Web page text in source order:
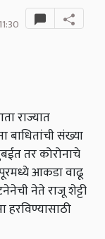
राज्यात
बाधितांची संख्या
तर कोरोनाचे
आकडा वाढू
नेते राजू शेट्टी
हरविण्यासाठी